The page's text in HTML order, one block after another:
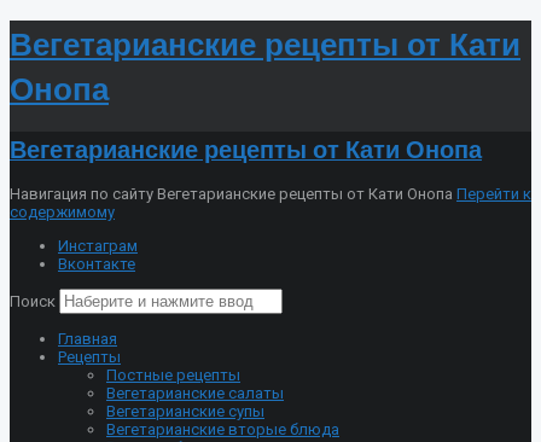
Вегетарианские рецепты от Кати
Онопа
Вегетарианские рецепты от Кати Онопа
Навигация по сайту Вегетарианские рецепты от Кати Онопа Перейти к
содержимому
Инстаграм
Вконтакте
Поиск
Главная
Рецепты
Постные рецепты
Вегетарианские салаты
Вегетарианские супы
Вегетарианские вторые блюда